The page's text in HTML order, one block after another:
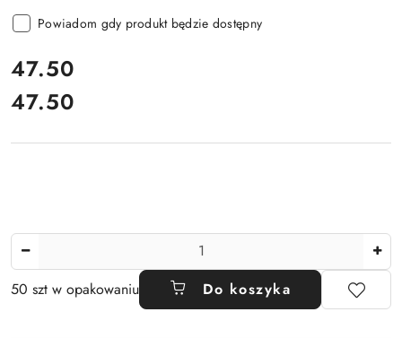
Powiadom gdy produkt będzie dostępny
cena:
47.50
Cena:
47.50
50 szt w opakowaniu Do koszyka